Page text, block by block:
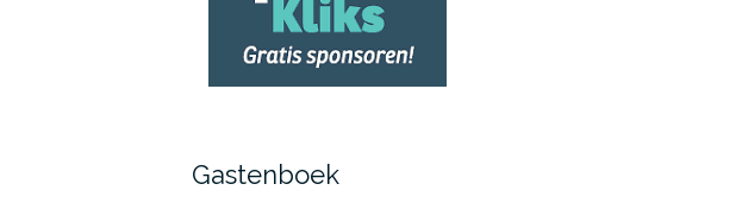
Gastenboek